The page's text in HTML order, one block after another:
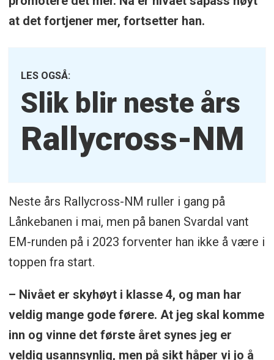
at det fortjener mer, fortsetter han.
LES OGSÅ:
Slik blir neste års
Rallycross-NM
Neste års Rallycross-NM ruller i gang på
Lånkebanen i mai, men på banen Svardal vant
EM-runden på i 2023 forventer han ikke å være i
toppen fra start.
– Nivået er skyhøyt i klasse 4, og man har
veldig mange gode førere. At jeg skal komme
inn og vinne det første året synes jeg er
veldig usannsynlig, men på sikt håper vi jo å